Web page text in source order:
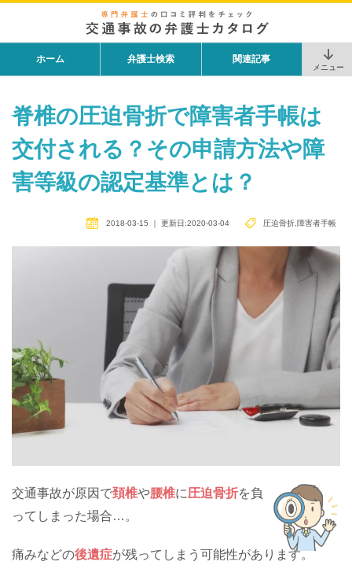
ホーム 弁護士検索 関連記事
メニュー
脊椎の圧迫骨折で障害者手帳は
交付される？その申請方法や障
害等級の認定基準とは？
｜ 更新日:2020-03-04 圧迫骨折 障害者手帳
交通事故が原因で頚椎や腰椎に圧迫骨折を負
ってしまった場合…。
痛みなどの後遺症が残ってしまう可能性があります。